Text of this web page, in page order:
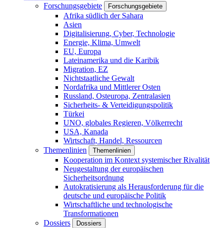
Forschungsgebiete
Forschungsgebiete
Afrika südlich der Sahara
Asien
Digitalisierung, Cyber, Technologie
Energie, Klima, Umwelt
EU, Europa
Lateinamerika und die Karibik
Migration, EZ
Nichtstaatliche Gewalt
Nordafrika und Mittlerer Osten
Russland, Osteuropa, Zentralasien
Sicherheits- & Verteidigungspolitik
Türkei
UNO, globales Regieren, Völkerrecht
USA, Kanada
Wirtschaft, Handel, Ressourcen
Themenlinien
Themenlinien
Kooperation im Kontext systemischer Rivalität
Neugestaltung der europäischen
Sicherheitsordnung
Autokratisierung als Herausforderung für die
deutsche und europäische Politik
Wirtschaftliche und technologische
Transformationen
Dossiers
Dossiers